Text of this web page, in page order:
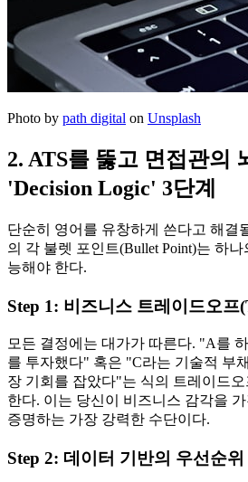
Photo by path digital on Unsplash
2. ATS를 뚫고 면접관의
'Decision Logic' 3단계
단순히 영어를 유창하게 쓴다고 해결
의 각 불렛 포인트(Bullet Point)는 하나
능해야 한다.
Step 1: 비즈니스 트레이드오프
모든 결정에는 대가가 따른다. "A를
를 투자했다" 혹은 "C라는 기술적 부
장 기회를 잡았다"는 식의 트레이드
한다. 이는 당신이 비즈니스 감각을
증명하는 가장 강력한 수단이다.
Step 2: 데이터 기반의 우선순